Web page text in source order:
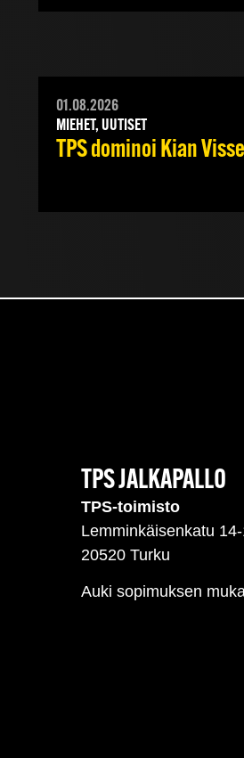
01.08.2026
MIEHET, UUTISET
TPS dominoi Kian
TPS JALKAPALLO
TPS-toimisto
Lemminkäisenkatu
20520 Turku
Auki sopimuksen